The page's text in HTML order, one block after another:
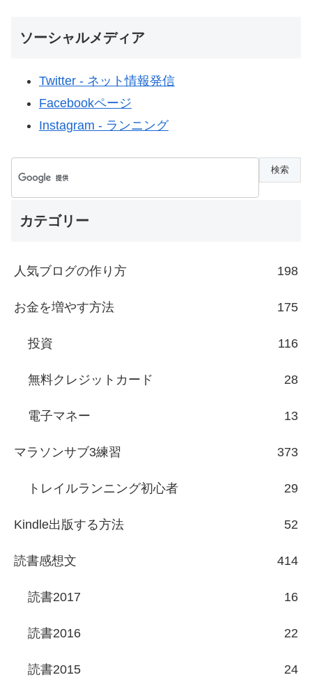
ソーシャルメディア
Twitter - ネット情報発信
Facebookページ
Instagram - ランニング
カテゴリー
人気ブログの作り方 198
お金を増やす方法 175
投資 116
無料クレジットカード 28
電子マネー 13
マラソンサブ3練習 373
トレイルランニング初心者 29
Kindle出版する方法 52
読書感想文 414
読書2017 16
読書2016 22
読書2015 24